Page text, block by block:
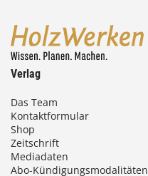
Verlag
Das Team
Kontaktformular
Shop
Zeitschrift
Mediadaten
Abo-Kündigungsmodalitäten